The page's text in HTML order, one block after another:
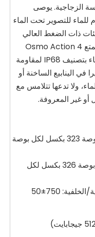
الزجاجية. يوصى
للماء للتصوير تحت الماء
ذات الضغط العالي
الناتج عن تأثير الماء. يتمتع Osmo Action 4
وحافظته المقاومة للماء بتصنيف IP68 لمقاومة
في الينابيع الساخنة أو
ولا تدعها تتلامس مع
أو غير المعروفة.
الشاشة الأمامية: 1.4 بوصة 323 بكسل لكل بوصة
الشاشة الخلفية: 2.25 بوصة 326 بكسل لكل
سطوع الشاشة الأمامية/الخلفية: 750±50